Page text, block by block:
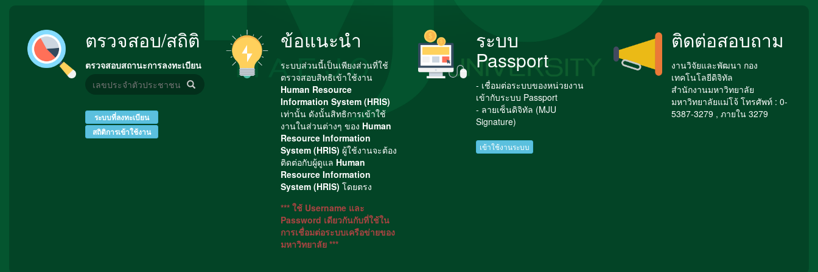
ตรวจสอบ/สถิติ
ตรวจสอบสถานะการลงทะเบียน
ระบบที่ลงทะเบียน
สถิติการเข้าใช้งาน
ข้อแนะนำ
ระบบส่วนนี้เป็นเพียงส่วนที่ใช้
ตรวจสอบสิทธิเข้าใช้งาน
Human Resource
Information System (HRIS)
เท่านั้น ดังนั้นสิทธิการเข้าใช้
งานในส่วนต่างๆ ของ Human
Resource Information
System (HRIS) ผู้ใช้งานจะต้อง
ติดต่อกับผู้ดูแล Human
Resource Information
System (HRIS) โดยตรง
*** ใช้ Username และ
Password เดียวกันกับที่ใช้ใน
การเชื่อมต่อระบบเครือข่ายของ
มหาวิทยาลัย ***
ระบบ
Passport
- เชื่อมต่อระบบของหน่วยงาน
เข้ากับระบบ Passport
- ลายเซ็นดิจิทัล (MJU
Signature)
เข้าใช้งานระบบ
ติดต่อสอบถาม
งานวิจัยและพัฒนา กอง
เทคโนโลยีดิจิทัล
สำนักงานมหาวิทยาลัย
มหาวิทยาลัยแม่โจ้ โทรศัพท์ : 0-
5387-3279 , ภายใน 3279